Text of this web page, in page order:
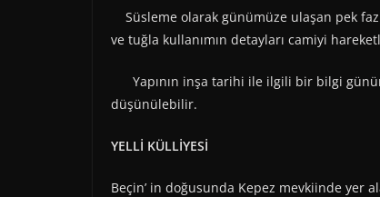
Süsleme olarak günümüze ulaşan pek
ve tuğla kullanımın detayları camiyi
Yapının inşa tarihi ile ilgili bir bilgi
düşünülebilir.
YELLİ KÜLLİYESİ
Beçin’ in doğusunda Kepez mevkiinde yer